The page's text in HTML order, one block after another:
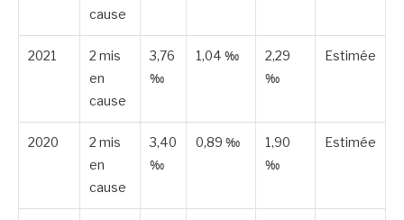
cause
2021
2 mis
en
cause
3,76
‰
1,04 ‰
2,29
‰
Estimée
2020
2 mis
en
cause
3,40
‰
0,89 ‰
1,90
‰
Estimée